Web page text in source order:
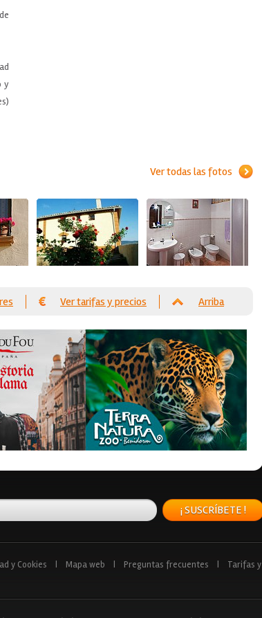
y
Ver todas las fotos
Ver tarifas y precios Arriba
¡ SUSCRÍBETE !
y Cookies Mapa web Preguntas frecuentes
Tarifas y